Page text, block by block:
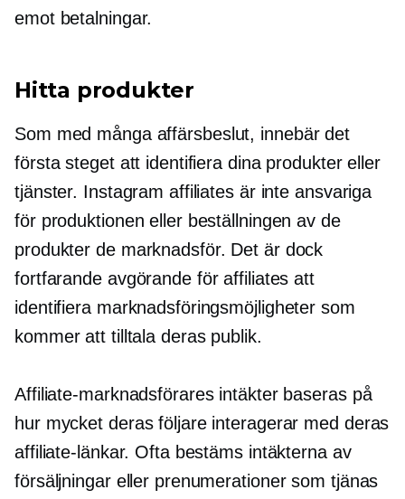
emot betalningar.
Hitta produkter
Som med många affärsbeslut, innebär det
första steget att identifiera dina produkter eller
tjänster. Instagram affiliates är inte ansvariga
för produktionen eller beställningen av de
produkter de marknadsför. Det är dock
fortfarande avgörande för affiliates att
identifiera marknadsföringsmöjligheter som
kommer att tilltala deras publik.
Affiliate-marknadsförares intäkter baseras på
hur mycket deras följare interagerar med deras
affiliate-länkar. Ofta bestäms intäkterna av
försäljningar eller prenumerationer som tjänas